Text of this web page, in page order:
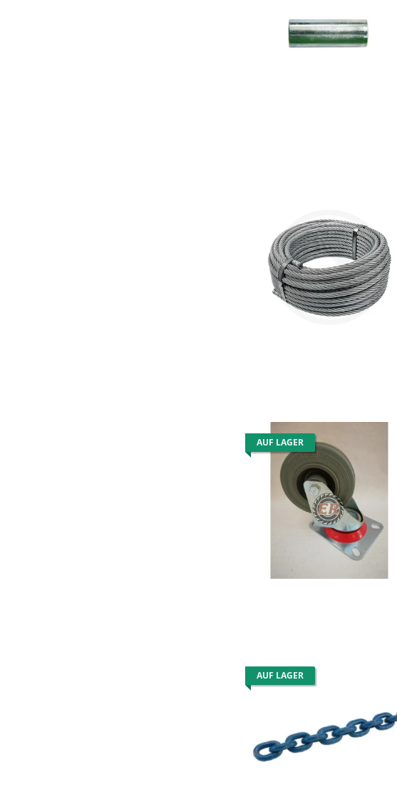
AUF LAGER
AUF LAGER